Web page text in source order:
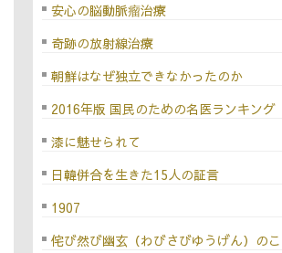
安心の脳動脈瘤治療
奇跡の放射線治療
朝鮮はなぜ独立できなかったのか
2016年版 国民のための名医ランキング
漆に魅せられて
日韓併合を生きた15人の証言
1907
侘び然び幽玄（わびさびゆうげん）の